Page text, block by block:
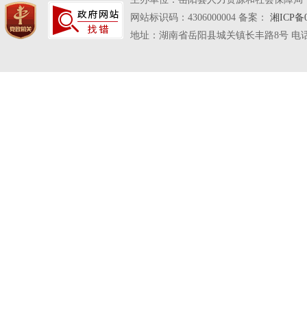
网站标识码：4306000004 备案： 湘ICP备
地址：湖南省岳阳县城关镇长丰路8号 电